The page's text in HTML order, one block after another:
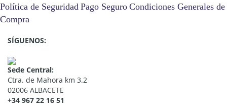
Política de Seguridad Pago Seguro Condiciones Generales de
Compra
SÍGUENOS:
Sede Central:
Ctra. de Mahora km 3.2
02006 ALBACETE
+34 967 22 16 51